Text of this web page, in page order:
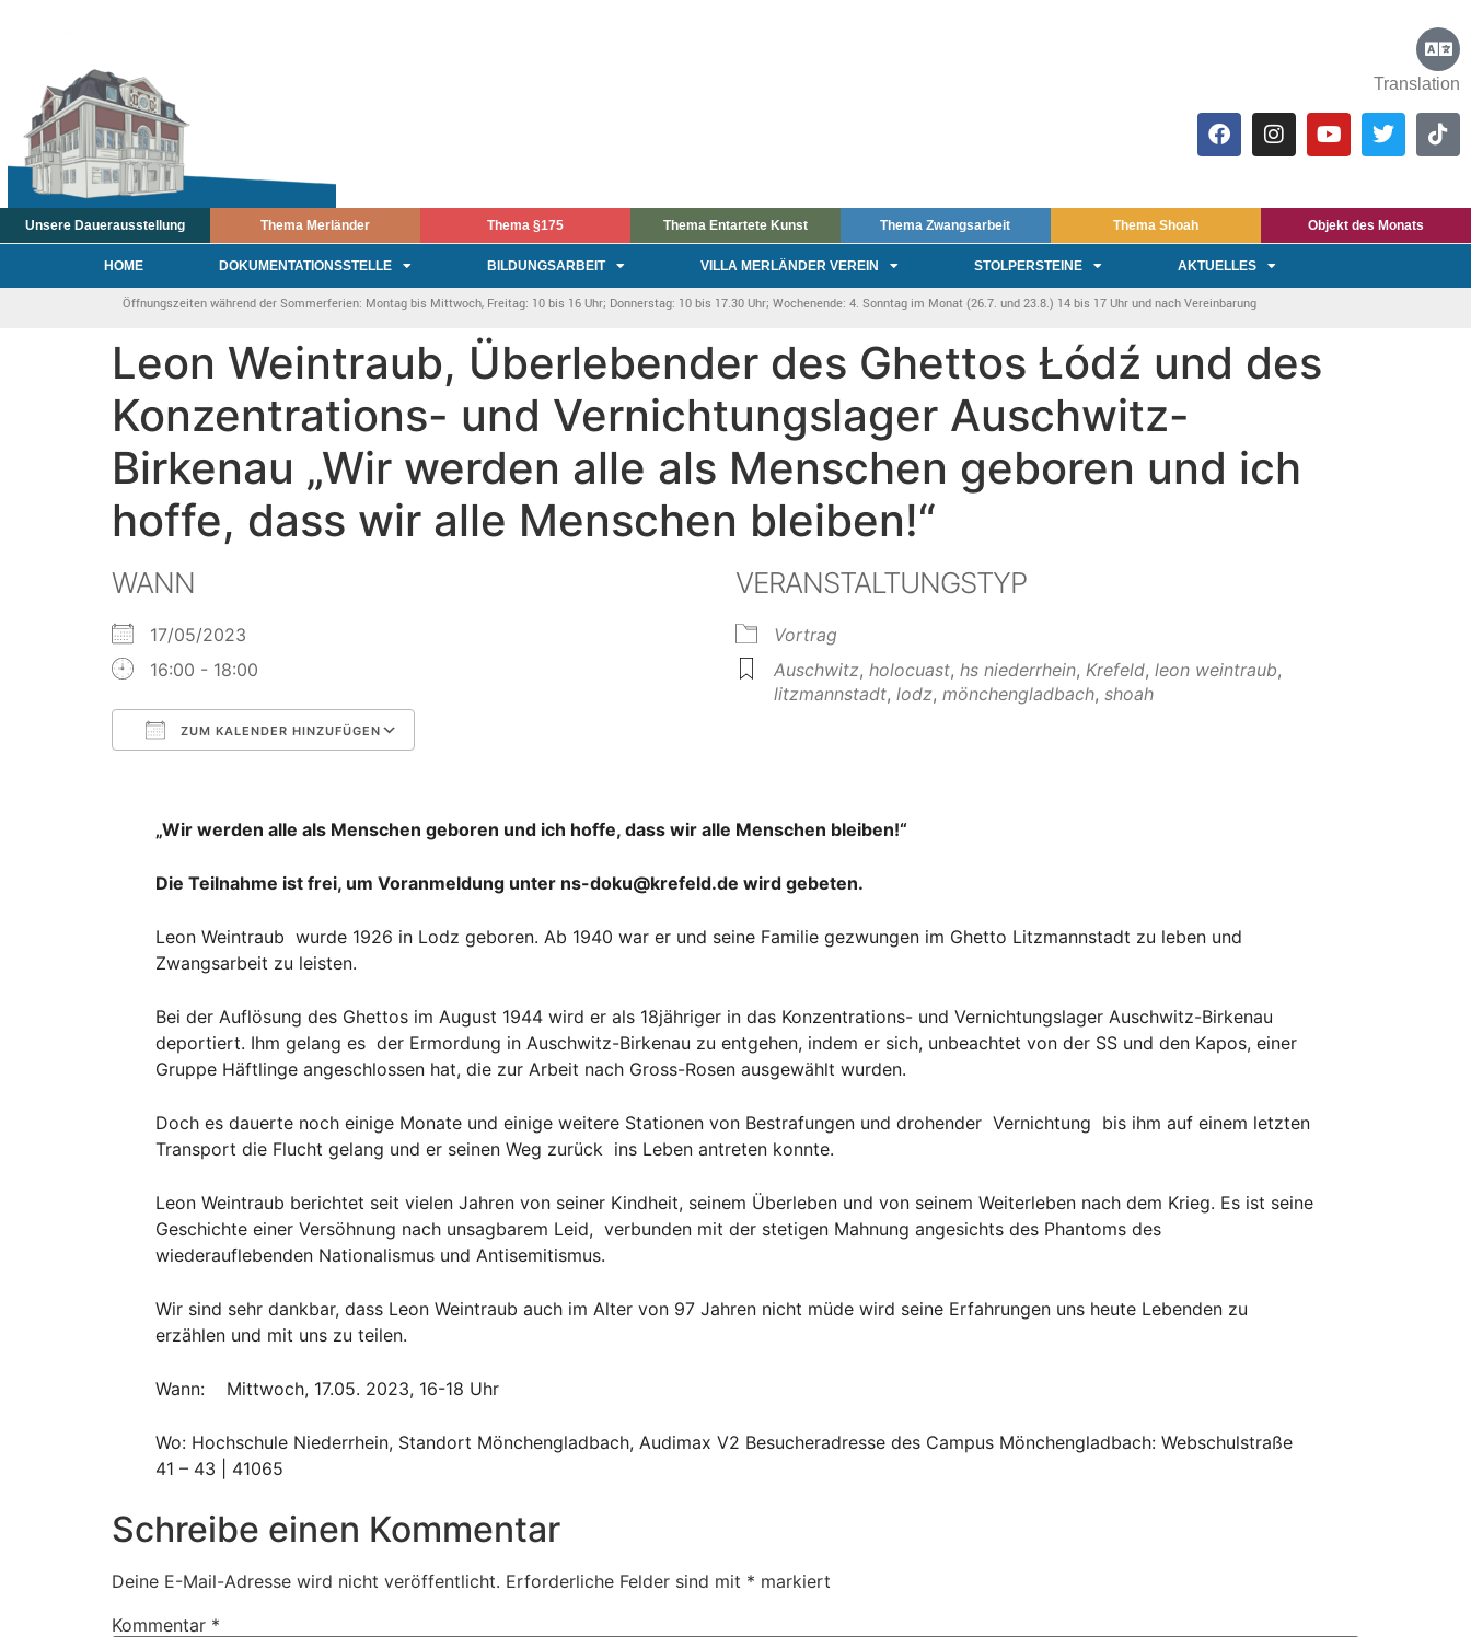
Translation
Unsere Dauerausstellung Thema Merländer Thema §175 Thema Entartete Kunst Thema Zwangsarbeit Thema Shoah Objekt des Monats
HOME DOKUMENTATIONSSTELLE BILDUNGSARBEIT VILLA MERLÄNDER VEREIN STOLPERSTEINE AKTUELLES
Öffnungszeiten während der Sommerferien: Montag bis Mittwoch, Freitag: 10 bis 16 Uhr; Donnerstag: 10 bis 17.30 Uhr; Wochenende: 4. Sonntag im Monat (26.7. und 23.8.) 14 bis 17 Uhr und nach Vereinbarung
Leon Weintraub, Überlebender des Ghettos Łódź und des
Konzentrations- und Vernichtungslager Auschwitz-
Birkenau „Wir werden alle als Menschen geboren und ich
hoffe, dass wir alle Menschen bleiben!“
WANN
17/05/2023
16:00 - 18:00
ZUM KALENDER HINZUFÜGEN
VERANSTALTUNGSTYP
Vortrag
Auschwitz, holocuast, hs niederrhein, Krefeld, leon weintraub,
litzmannstadt, lodz, mönchengladbach, shoah
„Wir werden alle als Menschen geboren und ich hoffe, dass wir alle Menschen bleiben!“
Die Teilnahme ist frei, um Voranmeldung unter ns-doku@krefeld.de wird gebeten.
Leon Weintraub wurde 1926 in Lodz geboren. Ab 1940 war er und seine Familie gezwungen im Ghetto Litzmannstadt zu leben und
Zwangsarbeit zu leisten.
Bei der Auflösung des Ghettos im August 1944 wird er als 18jähriger in das Konzentrations- und Vernichtungslager Auschwitz-Birkenau
deportiert. Ihm gelang es der Ermordung in Auschwitz-Birkenau zu entgehen, indem er sich, unbeachtet von der SS und den Kapos, einer
Gruppe Häftlinge angeschlossen hat, die zur Arbeit nach Gross-Rosen ausgewählt wurden.
Doch es dauerte noch einige Monate und einige weitere Stationen von Bestrafungen und drohender Vernichtung bis ihm auf einem letzten
Transport die Flucht gelang und er seinen Weg zurück ins Leben antreten konnte.
Leon Weintraub berichtet seit vielen Jahren von seiner Kindheit, seinem Überleben und von seinem Weiterleben nach dem Krieg. Es ist seine
Geschichte einer Versöhnung nach unsagbarem Leid, verbunden mit der stetigen Mahnung angesichts des Phantoms des
wiederauflebenden Nationalismus und Antisemitismus.
Wir sind sehr dankbar, dass Leon Weintraub auch im Alter von 97 Jahren nicht müde wird seine Erfahrungen uns heute Lebenden zu
erzählen und mit uns zu teilen.
Wann: Mittwoch, 17.05. 2023, 16-18 Uhr
Wo: Hochschule Niederrhein, Standort Mönchengladbach, Audimax V2 Besucheradresse des Campus Mönchengladbach: Webschulstraße
41 – 43 | 41065
Schreibe einen Kommentar
Deine E-Mail-Adresse wird nicht veröffentlicht. Erforderliche Felder sind mit * markiert
Kommentar *